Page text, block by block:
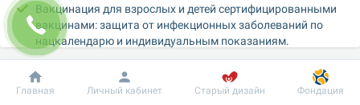
Вакцинация для взрослых и детей сертифицированными
вакцинами: защита от инфекционных заболеваний по
нацкалендарю и индивидуальным показаниям.
Диагностика и лечение заболеваний опорно-
двигательного аппарата в отделении вертебрологии:
помощь при болях в спине, грыжах, сколиозе,
Добробут Информация Пациенту
Главная Личный кабинет Старый дизайн Фондация